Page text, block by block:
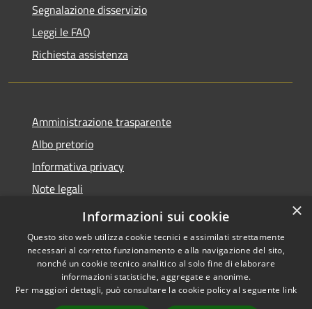
Segnalazione disservizio
Leggi le FAQ
Richiesta assistenza
Amministrazione trasparente
Albo pretorio
Informativa privacy
Note legali
Dichiarazione di accessibilità
Accessibilità
Copyright © 2026 • Comune di
Manoppello • Powered by
×
Informazioni sui cookie
Questo sito web utilizza cookie tecnici e assimilati strettamente
necessari al corretto funzionamento e alla navigazione del sito,
nonché un cookie tecnico analitico al solo fine di elaborare
informazioni statistiche, aggregate e anonime.
Per maggiori dettagli, può consultare la cookie policy al seguente link